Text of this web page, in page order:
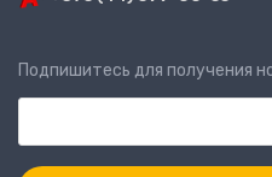
Подпишитесь для получения